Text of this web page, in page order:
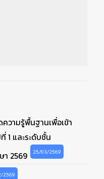
วามรู้พื้นฐานเพื่อเข้า
1 และระดับชั้น
า 2569
25/03/2569
2569